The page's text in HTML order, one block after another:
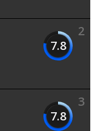
2
7.8
3
7.8